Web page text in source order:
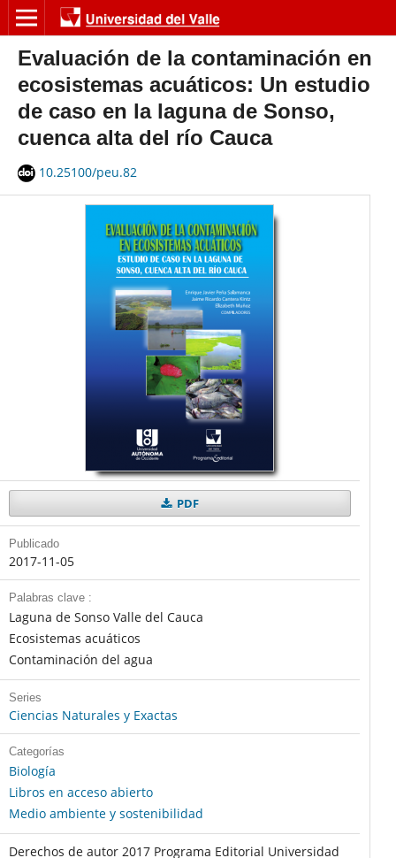
Evaluación de la contaminación en
ecosistemas acuáticos: Un estudio
de caso en la laguna de Sonso,
cuenca alta del río Cauca
10.25100/peu.82
PDF
Publicado
2017-11-05
Palabras clave :
Laguna de Sonso Valle del Cauca
Ecosistemas acuáticos
Contaminación del agua
Series
Ciencias Naturales y Exactas
Categorías
Biología
Libros en acceso abierto
Medio ambiente y sostenibilidad
Derechos de autor 2017 Programa Editorial Universidad